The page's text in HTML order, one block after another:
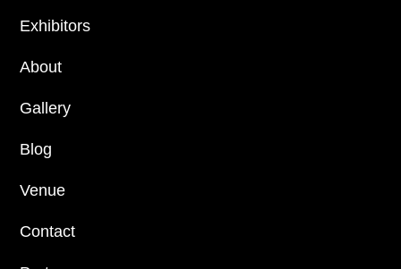
Exhibitors
About
Gallery
Blog
Venue
Contact